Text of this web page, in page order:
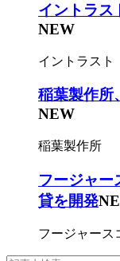
イントラス
NEW
イントラスト
稲葉製作所
NEW
稲葉製作所
フージャー
貸を開発
フージャース